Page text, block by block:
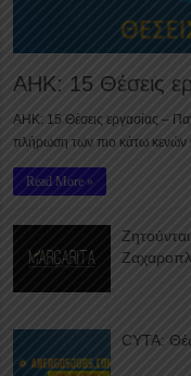
ΑΗΚ: 15 Θέσεις
ΑΗΚ: 15 Θέσεις εργασίας –
πλήρωση των πιο κάτω
Read More »
CYTA: